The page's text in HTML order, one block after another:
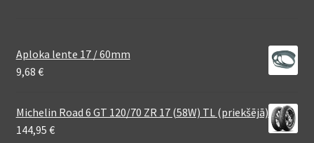
Aploka lente 17 / 60mm
9,68 €
Michelin Road 6 GT 120/70 ZR 17 (58W) TL (priekšējā)
144,95 €